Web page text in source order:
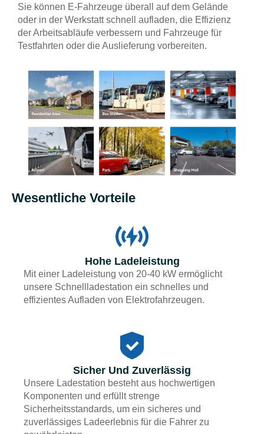
Sie können E-Fahrzeuge überall auf dem Gelände
oder in der Werkstatt schnell aufladen, die Effizienz
der Arbeitsabläufe verbessern und Fahrzeuge für
Testfahrten oder die Auslieferung vorbereiten.
Wesentliche Vorteile
Hohe Ladeleistung
Mit einer Ladeleistung von 20-40 kW ermöglicht
unsere Schnellladestation ein schnelles und
effizientes Aufladen von Elektrofahrzeugen.
Sicher Und Zuverlässig
Unsere Ladestation besteht aus hochwertigen
Komponenten und erfüllt strenge
Sicherheitsstandards, um ein sicheres und
zuverlässiges Ladeerlebnis für die Fahrer zu